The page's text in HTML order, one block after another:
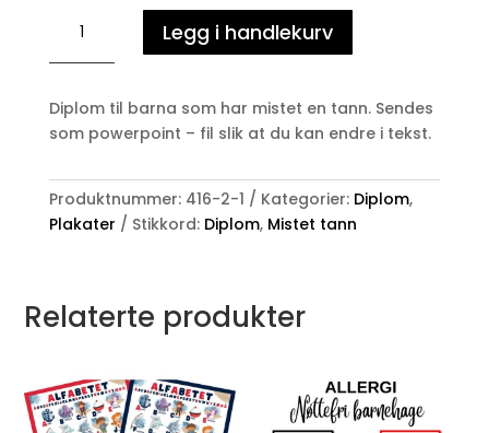
MISTET
TANN
antall
Legg i handlekurv
Diplom til barna som har mistet en tann. Sendes
som powerpoint – fil slik at du kan endre i tekst.
Produktnummer: 416-2-1 Kategorier: Diplom,
Plakater
Stikkord: Diplom, Mistet tann
Relaterte produkter